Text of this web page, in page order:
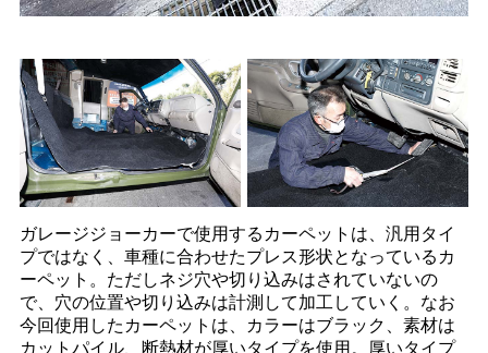
ガレージジョーカーで使用するカーペットは、汎用タイ
プではなく、車種に合わせたプレス形状となっているカ
ーペット。ただしネジ穴や切り込みはされていないの
で、穴の位置や切り込みは計測して加工していく。なお
今回使用したカーペットは、カラーはブラック、素材は
カットパイル、断熱材が厚いタイプを使用。厚いタイプ